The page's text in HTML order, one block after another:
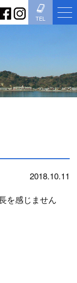
TEL
2018.10.11
を感じません